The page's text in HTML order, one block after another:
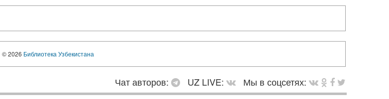
© 2026 Библиотека Узбекистана
Чат авторов: UZ LIVE:
Мы в соцсетях: